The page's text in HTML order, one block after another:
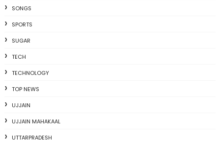
SONGS
SPORTS
SUGAR
TECH
TECHNOLOGY
TOP NEWS
UJJAIN
UJJAIN MAHAKAAL
UTTARPRADESH